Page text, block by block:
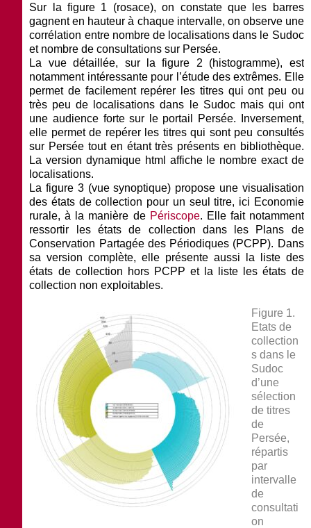
Sur lafigure 1 (rosace), on constate que les barres
gagnent en hauteur à chaque intervalle, on observe une
corrélation entre nombre de localisations dans le Sudoc
et nombre de consultations sur Persée.
La vue détaillée, sur lafigure 2 (histogramme), est
notamment intéressante pour l’étude des extrêmes. Elle
permet de facilement repérer les titres qui ont peu ou
très peu de localisations dans le Sudoc mais qui ont
une audience forte sur le portail Persée. Inversement,
elle permet de repérer les titres qui sont peu consultés
sur Persée tout en étant très présents en bibliothèque.
La version dynamique html affiche le nombre exact de
localisations.
Lafigure 3 (vue synoptique) propose une visualisation
des états de collection pour un seul titre, ici Economie
rurale, à la manière de Périscope. Elle fait notamment
ressortir les états de collection dans les Plans de
Conservation Partagée des Périodiques (PCPP). Dans
sa version complète, elle présente aussi la liste des
états de collection hors PCPP et la liste les états de
collection non exploitables.
Figure 1.
Etats de
collection
s dans le
Sudoc
d’une
sélection
de titres
de
Persée,
répartis
par
intervalle
de
consultati
on